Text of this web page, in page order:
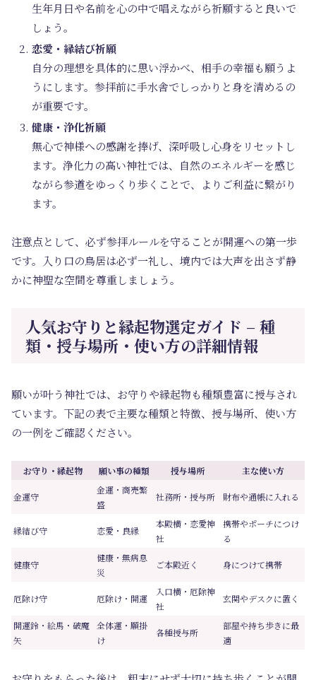
生年月日や名前を心の中で唱えながら祈願すると良いで
しょう。
恋愛・縁結び祈願
自分の理想を具体的に思い浮かべ、相手の幸福も願うよ
うにします。参拝前に手水舎でしっかりと身を清めるの
が重要です。
健康・浄化祈願
無心で神様への感謝を捧げ、深呼吸し心身をリセットし
ます。浄化力の高い神社では、自然のエネルギーを感じ
ながら参道をゆっくり歩くことで、よりご利益に繋がり
ます。
注意点として、必ず参拝ルールを守ることが開運への第一歩
です。入り口の鳥居は必ず一礼し、境内では大声を出さず静
かに神聖な空間を尊重しましょう。
人気お守りと縁起物選定ガイド – 種
類・授与場所・使い方の詳細情報
願いが叶う神社では、お守りや縁起物も種類豊富に授与され
ています。下記の表で主要な種類と特徴、授与場所、使い方
の一例をご確認ください。
お守り・縁起物 願い事の種類 授与場所 主な使い方
金運守
金運・商売繁
盛
社務所・授与所 財布や通帳に入れる
縁結び守 恋愛・良縁
本殿横・恋愛神
社
携帯やポーチにつけ
る
健康守
健康・無病息
災
ご本殿近く 身につけて携帯
厄除け守 厄除け・開運
入口横・厄除神
社
玄関やデスクに置く
開運鈴・絵馬・破魔
矢
全体運・願掛
け
各種授与所
部屋や持ち歩きに最
適